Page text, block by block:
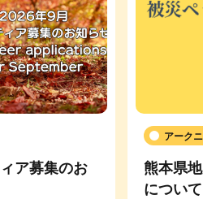
ア募集のお
アーク
熊本県
について